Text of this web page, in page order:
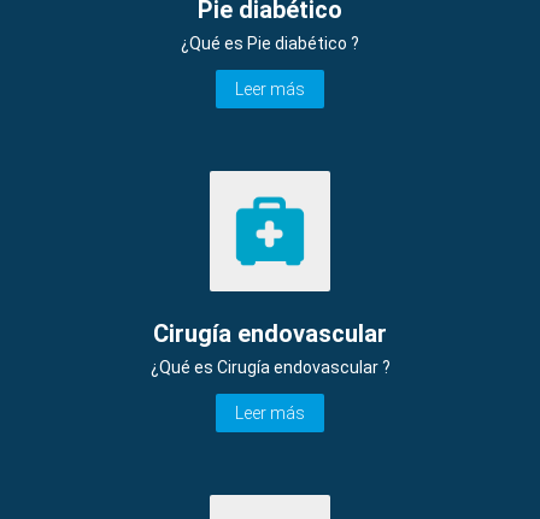
Pie diabético
¿Qué es Pie diabético ?
Leer más
Cirugía endovascular
¿Qué es Cirugía endovascular ?
Leer más